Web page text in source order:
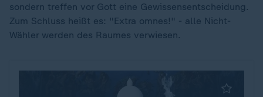
sondern treffen vor Gott eine Gewissensentscheidung.
Zum Schluss heißt es: "Extra omnes!" - alle Nicht-
Wähler werden des Raumes verwiesen.